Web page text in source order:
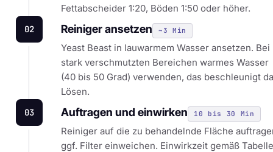
Fettabscheider 1:20, Böden 1:50 oder höher.
02 Reiniger ansetzen ~3 Min
Yeast Beast in lauwarmem Wasser ansetzen. Bei
stark verschmutzten Bereichen warmes Wasser
(40 bis 50 Grad) verwenden, das beschleunigt
Lösen.
03 Auftragen und einwirken 10 bis 30 Min
Reiniger auf die zu behandelnde Fläche
ggf. Filter einweichen. Einwirkzeit gemäß Tabelle